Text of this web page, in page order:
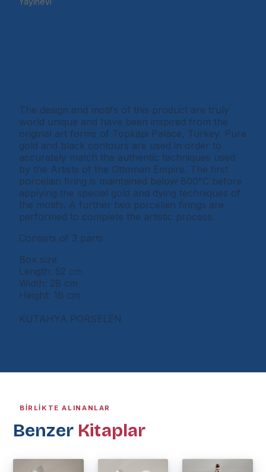
The design and motifs of this product are truly
world unique and have been inspired from the
original art forms of Topkapi Palace, Turkey. Pure
gold and black contours are used in order to
accurately match the authentic techniques used
by the Artists of the Ottoman Empire. The first
porcelain firing is maintained below 800°C before
applying the special gold and dying techniques of
the motifs. A further two porcelain firings are
performed to complete the artistic process.
Consists of 3 parts
Box size
Length: 52 cm
Width: 28 cm
Height: 16 cm
KUTAHYA PORSELEN
BIRLIKTE ALINANLAR
Benzer Kitaplar